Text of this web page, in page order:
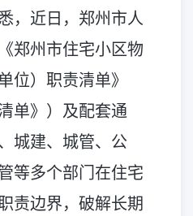
，近日，郑州市人
郑州市住宅小区物
位）职责清单》
单》）及配套通
城建、城管、公
等多个部门在住宅
责边界，破解长期